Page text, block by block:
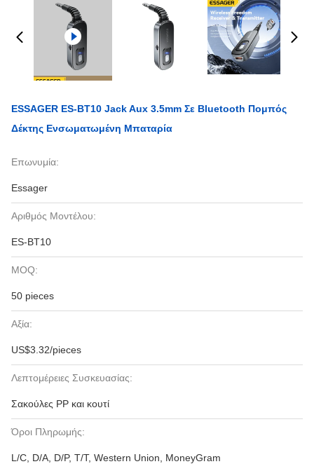
ESSAGER ES-BT10 Jack Aux 3.5mm Σε Bluetooth Πομπός
Δέκτης Ενσωματωμένη Μπαταρία
Επωνυμία:
Essager
Αριθμός Μοντέλου:
ES-BT10
MOQ:
50 pieces
Αξία:
US$3.32/pieces
Λεπτομέρειες Συσκευασίας:
Σακούλες PP και κουτί
Όροι Πληρωμής:
L/C, D/A, D/P, T/T, Western Union, MoneyGram